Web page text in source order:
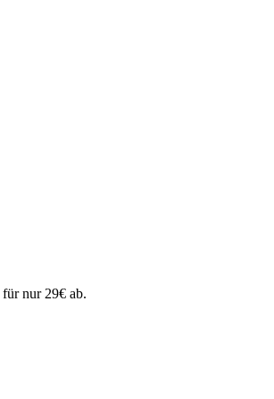
nur 29€ ab.